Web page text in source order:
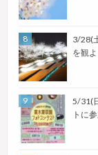
3/28(
を観よ
5/31(
トに